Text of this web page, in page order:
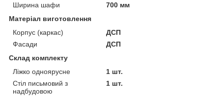
Ширина шафи
700 мм
Матеріал виготовлення
Корпус (каркас)
ДСП
Фасади
ДСП
Склад комплекту
Ліжко одноярусне
1 шт.
Стіл письмовий з
надбудовою
1 шт.